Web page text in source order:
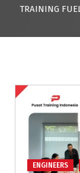
TRAINING
ENGINEERS